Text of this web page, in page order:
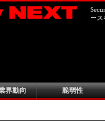
ース
界動向 脆弱性